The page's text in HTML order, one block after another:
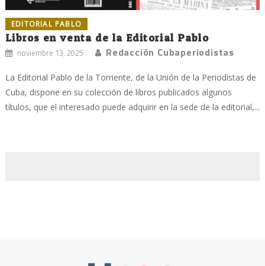
EDITORIAL PABLO
Libros en venta de la Editorial Pablo
noviembre 13, 2025 Redacción Cubaperiodistas
La Editorial Pablo de la Torriente, de la Unión de la Periodistas de
Cuba, dispone en su colección de libros publicados algunos
títulos, que el interesado puede adquirir en la sede de la editorial,...